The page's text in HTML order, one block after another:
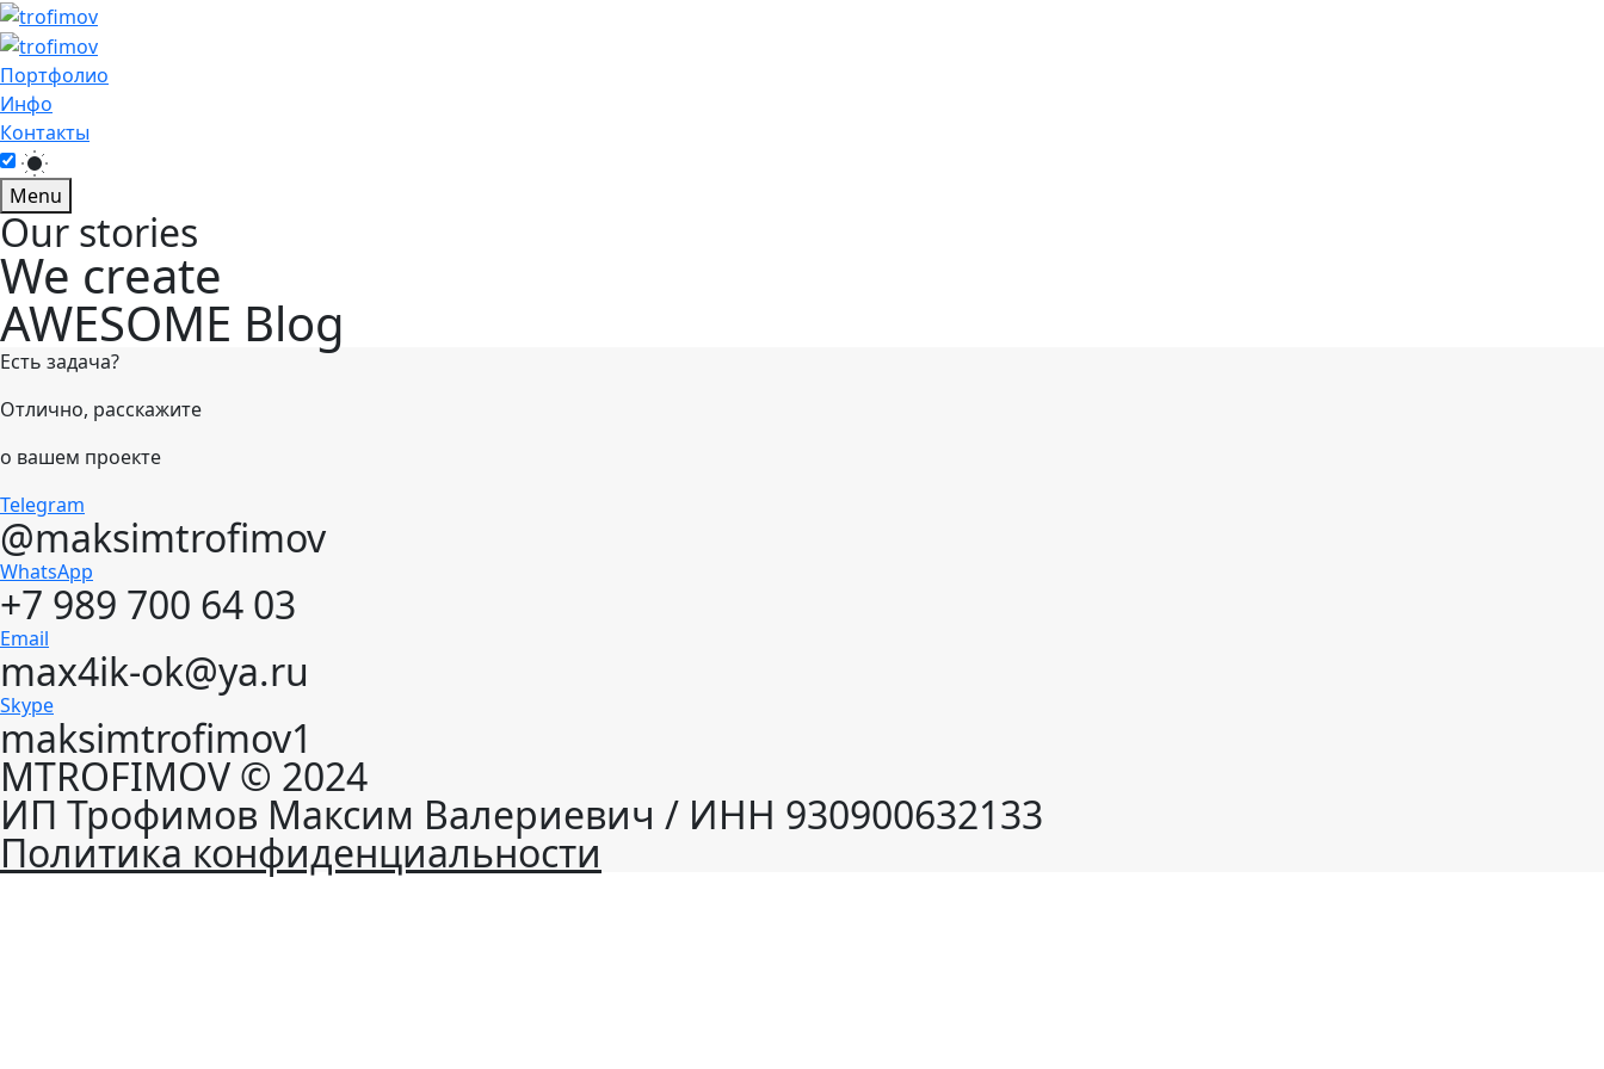
Портфолио
Инфо
Контакты
Menu
Our stories
We create
AWESOME Blog
Есть задача?
Отлично, расскажите
о вашем проекте
Telegram
@maksimtrofimov
WhatsApp
+7 989 700 64 03
Email
max4ik-ok@ya.ru
Skype
maksimtrofimov1
MTROFIMOV © 2024
ИП Трофимов Максим Валериевич / ИНН 930900632133
Политика конфиденциальности